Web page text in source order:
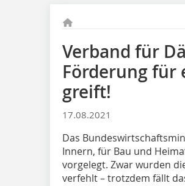
Verband für
Förderung für
greift!
17.08.2021
Das
Innern, für Bau und
vorgelegt. Zwar wurden
verfehlt – trotzdem fällt